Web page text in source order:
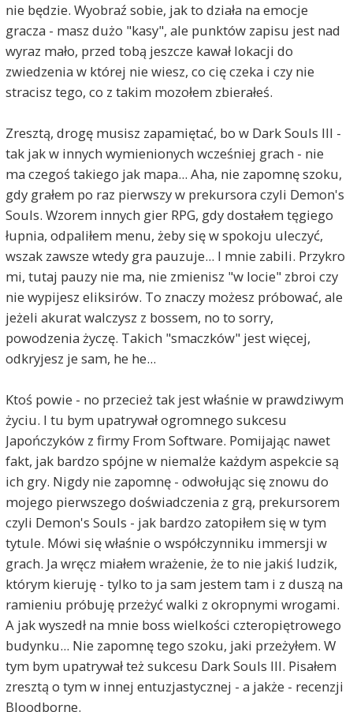
nie będzie. Wyobraź sobie, jak to działa na emocje
gracza - masz dużo "kasy", ale punktów zapisu jest nad
wyraz mało, przed tobą jeszcze kawał lokacji do
zwiedzenia w której nie wiesz, co cię czeka i czy nie
stracisz tego, co z takim mozołem zbierałeś.
Zresztą, drogę musisz zapamiętać, bo w Dark Souls III -
tak jak w innych wymienionych wcześniej grach - nie
ma czegoś takiego jak mapa... Aha, nie zapomnę szoku,
gdy grałem po raz pierwszy w prekursora czyli Demon's
Souls. Wzorem innych gier RPG, gdy dostałem tęgiego
łupnia, odpaliłem menu, żeby się w spokoju uleczyć,
wszak zawsze wtedy gra pauzuje... I mnie zabili. Przykro
mi, tutaj pauzy nie ma, nie zmienisz "w locie" zbroi czy
nie wypijesz eliksirów. To znaczy możesz próbować, ale
jeżeli akurat walczysz z bossem, no to sorry,
powodzenia życzę. Takich "smaczków" jest więcej,
odkryjesz je sam, he he...
Ktoś powie - no przecież tak jest właśnie w prawdziwym
życiu. I tu bym upatrywał ogromnego sukcesu
Japończyków z firmy From Software. Pomijając nawet
fakt, jak bardzo spójne w niemalże każdym aspekcie są
ich gry. Nigdy nie zapomnę - odwołując się znowu do
mojego pierwszego doświadczenia z grą, prekursorem
czyli Demon's Souls - jak bardzo zatopiłem się w tym
tytule. Mówi się właśnie o współczynniku immersji w
grach. Ja wręcz miałem wrażenie, że to nie jakiś ludzik,
którym kieruję - tylko to ja sam jestem tam i z duszą na
ramieniu próbuję przeżyć walki z okropnymi wrogami.
A jak wyszedł na mnie boss wielkości czteropiętrowego
budynku... Nie zapomnę tego szoku, jaki przeżyłem. W
tym bym upatrywał też sukcesu Dark Souls III. Pisałem
zresztą o tym w innej entuzjastycznej - a jakże - recenzji
Bloodborne.